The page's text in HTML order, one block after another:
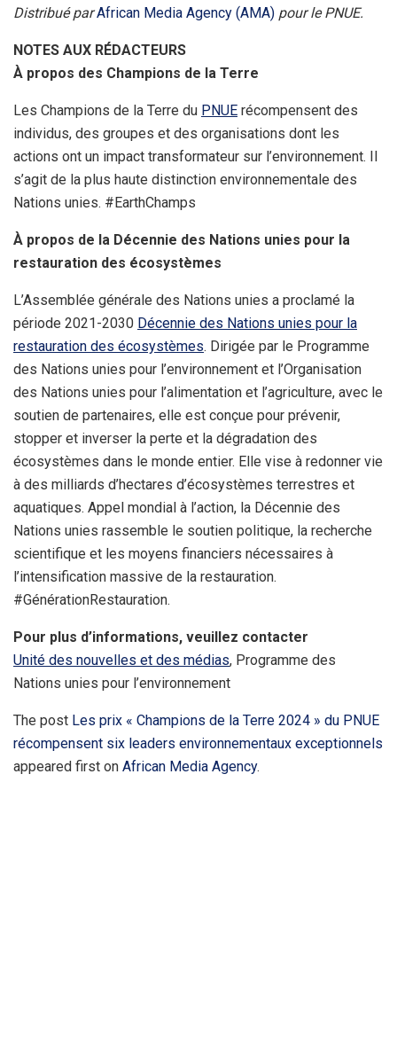
Distribué parAfrican Media Agency (AMA) pour le PNUE.
NOTES AUX RÉDACTEURS
À propos des Champions de la Terre
Les Champions de la Terre du PNUE récompensent des
individus, des groupes et des organisations dont les
actions ont un impact transformateur sur l’environnement. Il
s’agit de la plus haute distinction environnementale des
Nations unies. #EarthChamps
À propos de la Décennie des Nations unies pour la
restauration des écosystèmes
L’Assemblée générale des Nations unies a proclamé la
période 2021-2030 Décennie des Nations unies pour la
restauration des écosystèmes. Dirigée par le Programme
des Nations unies pour l’environnement et l’Organisation
des Nations unies pour l’alimentation et l’agriculture, avec le
soutien de partenaires, elle est conçue pour prévenir,
stopper et inverser la perte et la dégradation des
écosystèmes dans le monde entier. Elle vise à redonner vie
à des milliards d’hectares d’écosystèmes terrestres et
aquatiques. Appel mondial à l’action, la Décennie des
Nations unies rassemble le soutien politique, la recherche
scientifique et les moyens financiers nécessaires à
l’intensification massive de la restauration.
#GénérationRestauration.
Pour plus d’informations, veuillez contacter
Unité des nouvelles et des médias, Programme des
Nations unies pour l’environnement
The post Les prix « Champions de la Terre 2024 » du PNUE
récompensent six leaders environnementaux exceptionnels
appeared first on African Media Agency.